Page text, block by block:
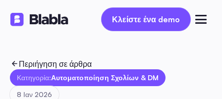
Κλείστε ένα demo
Κλείστε ένα demo
Περιήγηση σε άρθρα
Κατηγορία:Αυτοματοποίηση Σχολίων & DM
8 Ιαν 2026